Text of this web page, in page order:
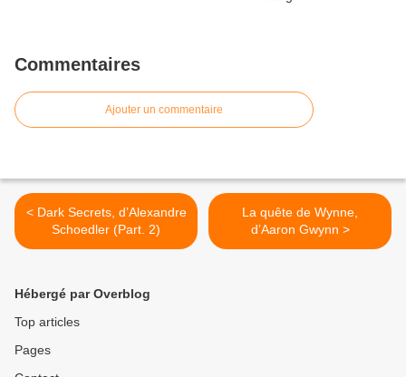
Commentaires
Ajouter un commentaire
< Dark Secrets, d’Alexandre
Schoedler (Part. 2)
La quête de Wynne,
d’Aaron Gwynn >
Hébergé par Overblog
Top articles
Pages